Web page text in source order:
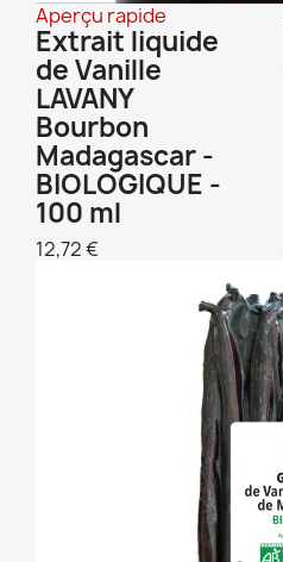
Aperçu rapide
Extrait liquide
de Vanille
LAVANY
Bourbon
Madagascar -
BIOLOGIQUE -
100 ml
12,72 €